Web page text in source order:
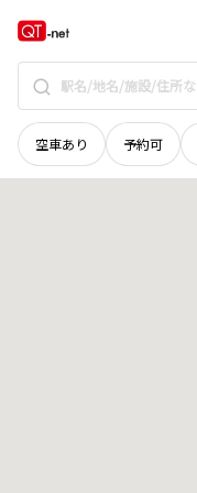
空車あり 予約可
山梨県